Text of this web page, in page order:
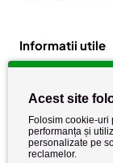
Informatii utile
Politica de cookie
Acest site
Folosim cookie-uri
performanța și
personalizate pe
reclamelor.